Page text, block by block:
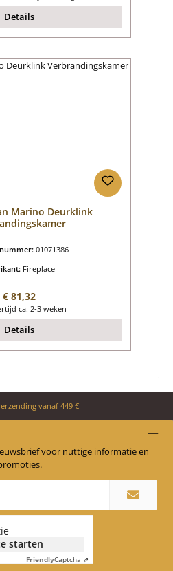
Details
Marino Deurklink
01071386
Fireplace
Normale prijs:
€ 81,32
ca. 2-3 weken
Details
vanaf 449 €
voor nuttige informatie en
starten
FriendlyCaptcha ⇗